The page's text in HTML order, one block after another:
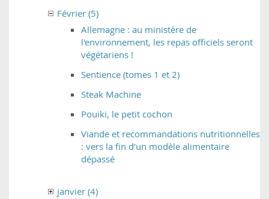
Février (5)
Allemagne : au ministère de
l'environnement, les repas officiels seront
végétariens !
Sentience (tomes 1 et 2)
Steak Machine
Pouiki, le petit cochon
Viande et recommandations nutritionnelles
: vers la fin d’un modèle alimentaire
dépassé
janvier (4)